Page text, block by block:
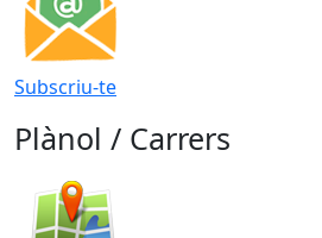
Subscriu-te
Plànol / Carrers